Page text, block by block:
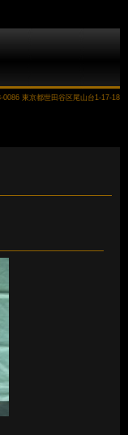
0086 東京都世田谷区尾山台1-17-18